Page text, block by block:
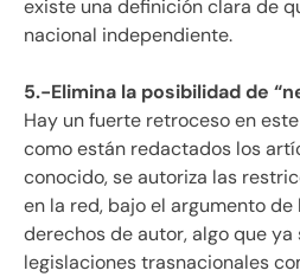
existe una definición clara de
nacional independiente.
5.-Elimina la posibilidad de
Hay un fuerte retroceso en
como están redactados los
conocido, se autoriza las
en la red, bajo el argumento
derechos de autor, algo que
legislaciones trasnacionales